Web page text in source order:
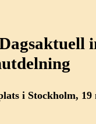
i Stockholm, 19